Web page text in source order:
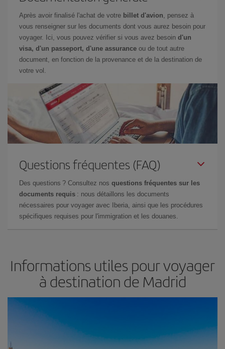
Après avoir finalisé l'achat de votre billet d'avion, pensez à
vous renseigner sur les documents dont vous aurez besoin pour
voyager. Ici, vous pouvez vérifier si vous avez besoin d'un
visa, d'un passeport, d'une assurance ou de tout autre
document, en fonction de la provenance et de la destination de
votre vol.
Questions fréquentes (FAQ)
Des questions ? Consultez nos questions fréquentes sur les
documents requis : nous détaillons les documents
nécessaires pour voyager avec Iberia, ainsi que les procédures
spécifiques requises pour l'immigration et les douanes.
Informations utiles pour voyager
à destination de Madrid